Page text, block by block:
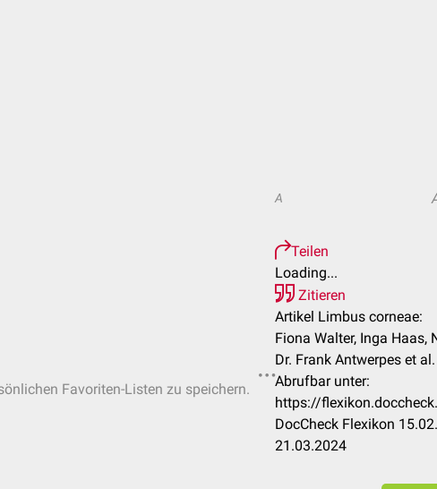
Favoriten-Listen zu speichern.
A
Teilen
Loading...
Zitieren
Artikel Limbus corneae:
Fiona Walter, Inga Haas,
Dr. Frank Antwerpes et al.
Abrufbar unter:
https://
DocCheck Flexikon
21.03.2024